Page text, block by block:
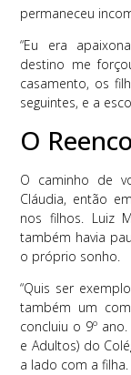
permaneceu
“Eu era
destino me
casamento, os
seguintes, e a
O
O caminho de
Cláudia, então
nos filhos. Luiz
também havia
o próprio sonho.
“Quis ser
também um
concluiu o 9º ano.
e Adultos) do
a lado com a filha.